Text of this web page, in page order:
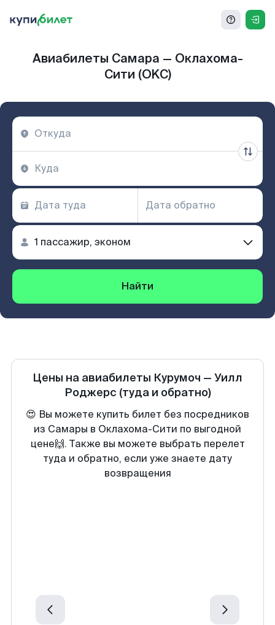
Авиабилеты Самара — Оклахома-
Сити (OKC)
Найти
Цены на авиабилеты Курумоч — Уилл
Роджерс (туда и обратно)
😍 Вы можете купить билет без посредников
из Самары в Оклахома-Сити по выгодной
цене🙌. Также вы можете выбрать перелет
туда и обратно, если уже знаете дату
возвращения